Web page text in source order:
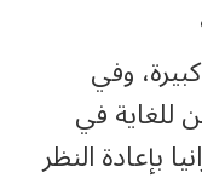
وفي
للغاية في
بإعادة النظر